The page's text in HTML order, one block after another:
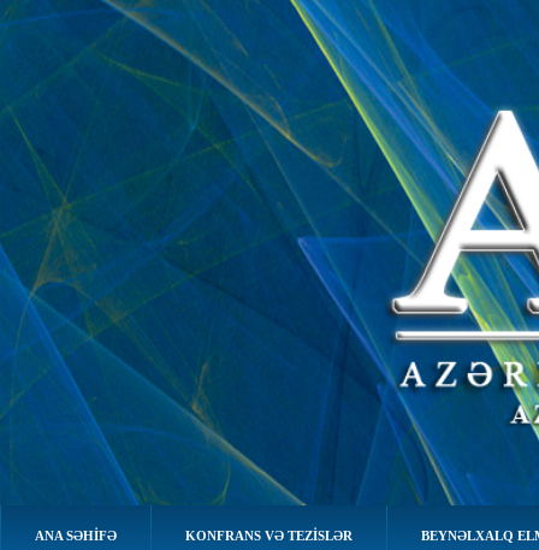
ANA SƏHIFƏ KONFRANS VƏ TEZİSLƏR BEYNƏLXALQ